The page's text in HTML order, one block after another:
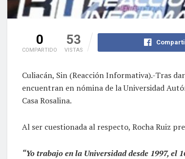
0
COMPARTIDO
53
VISTAS
Culiacán, Sin (Reacción Informativa).-Tras
encuentran en nómina de la Universidad
Casa Rosalina.
Al ser cuestionada al respecto, Rocha Ruiz
“Yo trabajo en la Universidad desde 1997,